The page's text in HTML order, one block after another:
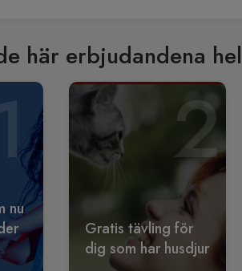
här erbjudandena
1
nu
2
Gratis tävling för
dig som har husdjur